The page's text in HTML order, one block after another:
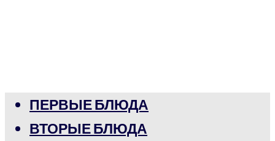
ПЕРВЫЕ БЛЮДА
ВТОРЫЕ БЛЮДА